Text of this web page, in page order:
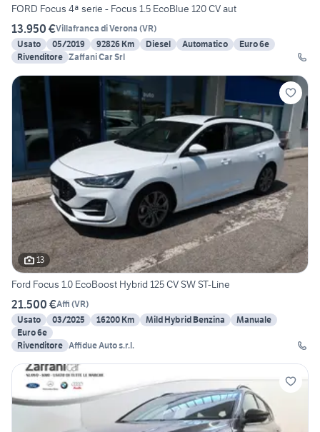
FORD Focus 4ª serie - Focus 1.5 EcoBlue 120 CV aut
13.950 €Villafranca di Verona (VR)
Usato
05/2019 92826 Km Diesel Automatico
Euro 6e
Rivenditore Zaffani Car Srl
13
Ford Focus 1.0 EcoBoost Hybrid 125 CV SW ST-Line
21.500 €Affi (VR)
Usato
03/2025 16200 Km Mild Hybrid Benzina
Manuale
Euro 6e
Rivenditore Affidue Auto s.r.l.